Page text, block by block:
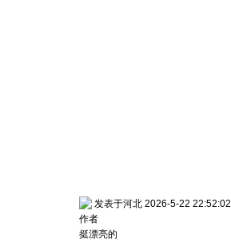
发表于河北 2026-5-22 22:52:02
作者
挺漂亮的